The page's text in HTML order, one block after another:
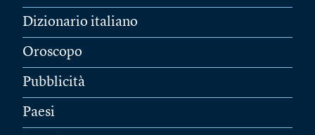
Dizionario italiano
Oroscopo
Pubblicità
Paesi